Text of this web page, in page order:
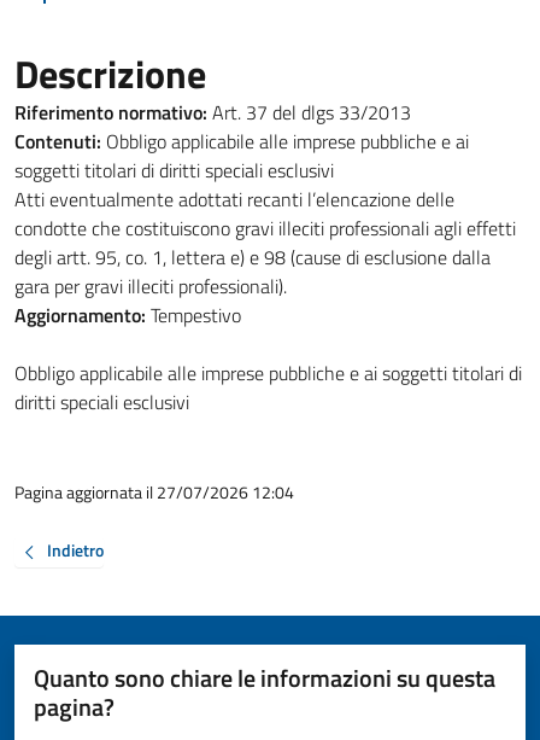
Descrizione
Riferimento normativo: Art. 37 del dlgs 33/2013
Contenuti: Obbligo applicabile alle imprese pubbliche e ai
soggetti titolari di diritti speciali esclusivi
Atti eventualmente adottati recanti l’elencazione delle
condotte che costituiscono gravi illeciti professionali agli effetti
degli artt. 95, co. 1, lettera e) e 98 (cause di esclusione dalla
gara per gravi illeciti professionali).
Aggiornamento: Tempestivo
Obbligo applicabile alle imprese pubbliche e ai soggetti titolari di
diritti speciali esclusivi
Pagina aggiornata il 27/07/2026 12:04
Indietro
Quanto sono chiare le informazioni su questa
pagina?